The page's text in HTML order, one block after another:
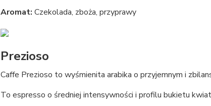
Aromat: Czekolada, zboża, przyprawy
Prezioso
Caffe Prezioso to wyśmienita arabika o przyjemnym i
To espresso o średniej intensywności i profilu bukietu